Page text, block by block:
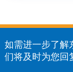
如需进一步了解
们将及时为您回